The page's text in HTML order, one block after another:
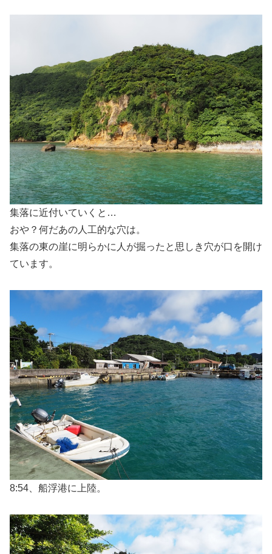
集落に近付いていくと…
おや？何だあの人工的な穴は。
集落の東の崖に明らかに人が掘ったと思しき穴が口を開け
ています。
8:54、船浮港に上陸。